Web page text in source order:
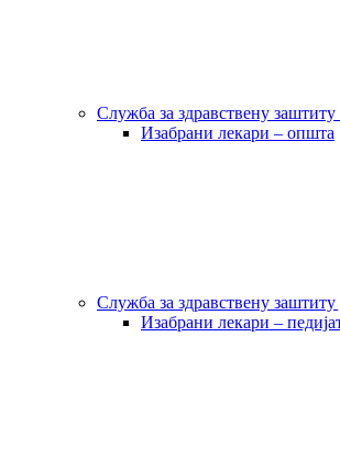
Служба за здравствену
Изабрани лекари – општа
Служба за здравствену
Изабрани лекари –